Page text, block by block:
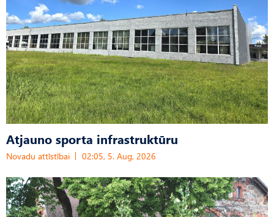
Atjauno sporta infrastruktūru
Novadu attīstībai 02:05, 5. Aug, 2026